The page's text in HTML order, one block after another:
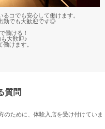
コでも安心して働けます。
勤でも大歓迎です◎
働ける！
大歓迎♪
けます。
質問
のために、体験入店を受け付けていま